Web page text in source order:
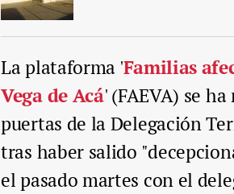
La plataforma 'Familias
Vega de Acá' (FAEVA) se
puertas de la Delegación
tras haber salido
el pasado martes con el